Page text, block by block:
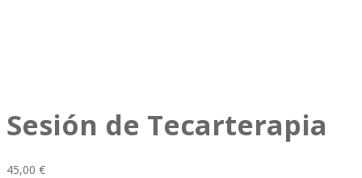
Sesión de Tecarterapia
45,00 €